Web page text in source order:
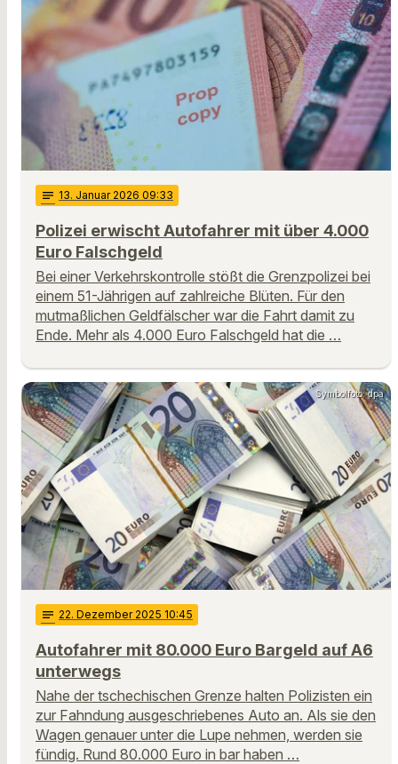
notes 13. Januar 2026 09:33
Polizei erwischt Autofahrer mit über 4.000
Euro Falschgeld
Bei einer Verkehrskontrolle stößt die Grenzpolizei bei
einem 51-Jährigen auf zahlreiche Blüten. Für den
mutmaßlichen Geldfälscher war die Fahrt damit zu
Ende. Mehr als 4.000 Euro Falschgeld hat die …
Symbolfoto: dpa
notes 22. Dezember 2025 10:45
Autofahrer mit 80.000 Euro Bargeld auf A6
unterwegs
Nahe der tschechischen Grenze halten Polizisten ein
zur Fahndung ausgeschriebenes Auto an. Als sie den
Wagen genauer unter die Lupe nehmen, werden sie
fündig. Rund 80.000 Euro in bar haben …